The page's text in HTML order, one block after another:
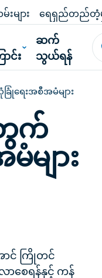
ျား ရေရှည်တည်တံ့မှု
င်း
ဆက်
သွယ်ရန်
ရေးအစီအမံများ
တွက်
ျား
ာင် ကြိုတင်
ာစေရန်နှင့် ကန်